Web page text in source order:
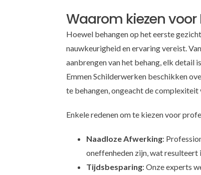
Waarom kiezen
Hoewel behangen op het eerste
nauwkeurigheid en ervaring vereist.
aanbrengen van het behang, elk detail
Emmen Schilderwerken beschikken
te behangen, ongeacht de
Enkele redenen om te kiezen voor
Naadloze Afwerking:
oneffenheden zijn, wat
Tijdsbesparing: Onze experts